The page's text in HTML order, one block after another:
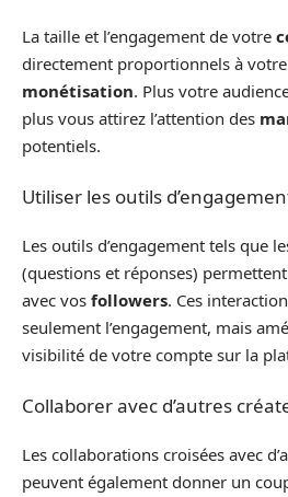
La taille et l’engagement de votre
directement proportionnels à
monétisation. Plus votre
plus vous attirez l’attention des
potentiels.
Utiliser les outils
Les outils d’engagement tels que
(questions et réponses)
avec vos followers. Ces
seulement l’engagement, mais
visibilité de votre compte sur la
Collaborer avec d’autres
Les collaborations croisées avec
peuvent également donner un